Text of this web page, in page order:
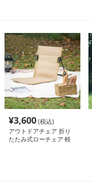
¥3,600(税込)
アウトドアチェア 折り
たたみ式ローチェア 軽